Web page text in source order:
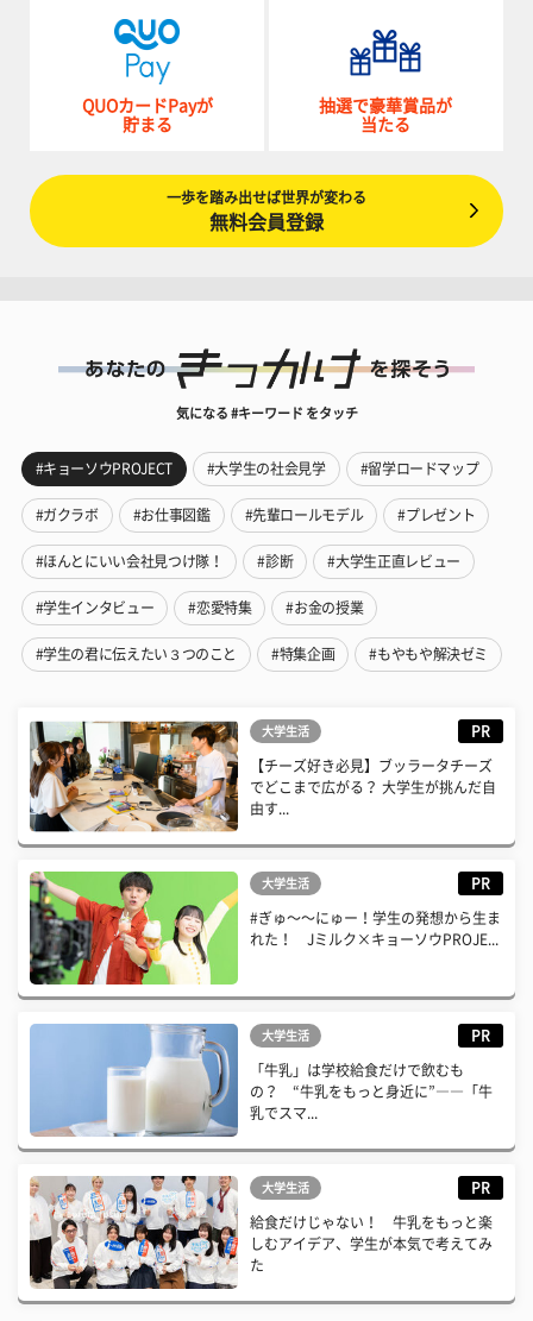
QUOカードPayが
貯まる
抽選で豪華賞品が
当たる
一歩を踏み出せば世界が変わる
無料会員登録
気になる #キーワード をタッチ
#キョーソウPROJECT #大学生の社会見学 #留学ロードマップ
#ガクラボ #お仕事図鑑 #先輩ロールモデル #プレゼント
#ほんとにいい会社見つけ隊！ #診断 #大学生正直レビュー
#学生インタビュー #恋愛特集 #お金の授業
#学生の君に伝えたい３つのこと #特集企画 #もやもや解決ゼミ
大学生活 PR
【チーズ好き必見】ブッラータチーズ
でどこまで広がる？ 大学生が挑んだ自
由す...
大学生活 PR
#ぎゅ〜〜にゅー！学生の発想から生ま
れた！ Jミルク×キョーソウPROJE...
大学生活 PR
「牛乳」は学校給食だけで飲むも
の？ “牛乳をもっと身近に”――「牛
乳でスマ...
大学生活 PR
給食だけじゃない！ 牛乳をもっと楽
しむアイデア、学生が本気で考えてみ
た